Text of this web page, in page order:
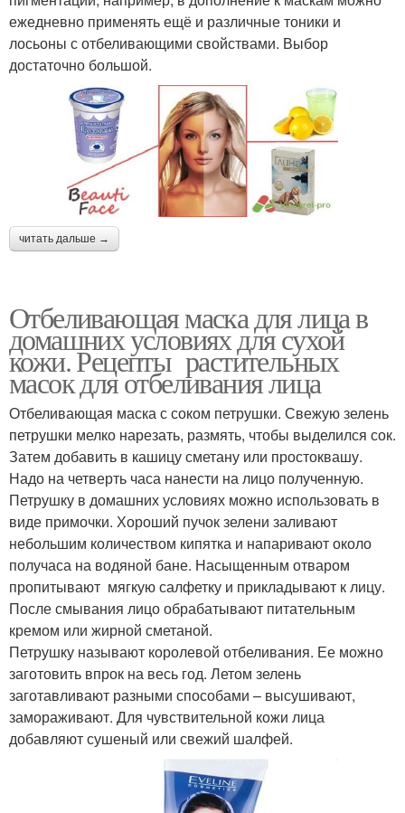
ежедневно применять ещё и различные тоники и
лосьоны с отбеливающими свойствами. Выбор
достаточно большой.
читать дальше →
Отбеливающая маска для лица в
домашних условиях для сухой
кожи. Рецепты растительных
масок для отбеливания лица
Отбеливающая маска с соком петрушки. Свежую зелень
петрушки мелко нарезать, размять, чтобы выделился сок.
Затем добавить в кашицу сметану или простоквашу.
Надо на четверть часа нанести на лицо полученную.
Петрушку в домашних условиях можно использовать в
виде примочки. Хороший пучок зелени заливают
небольшим количеством кипятка и напаривают около
получаса на водяной бане. Насыщенным отваром
пропитывают мягкую салфетку и прикладывают к лицу.
После смывания лицо обрабатывают питательным
кремом или жирной сметаной.
Петрушку называют королевой отбеливания. Ее можно
заготовить впрок на весь год. Летом зелень
заготавливают разными способами – высушивают,
замораживают. Для чувствительной кожи лица
добавляют сушеный или свежий шалфей.